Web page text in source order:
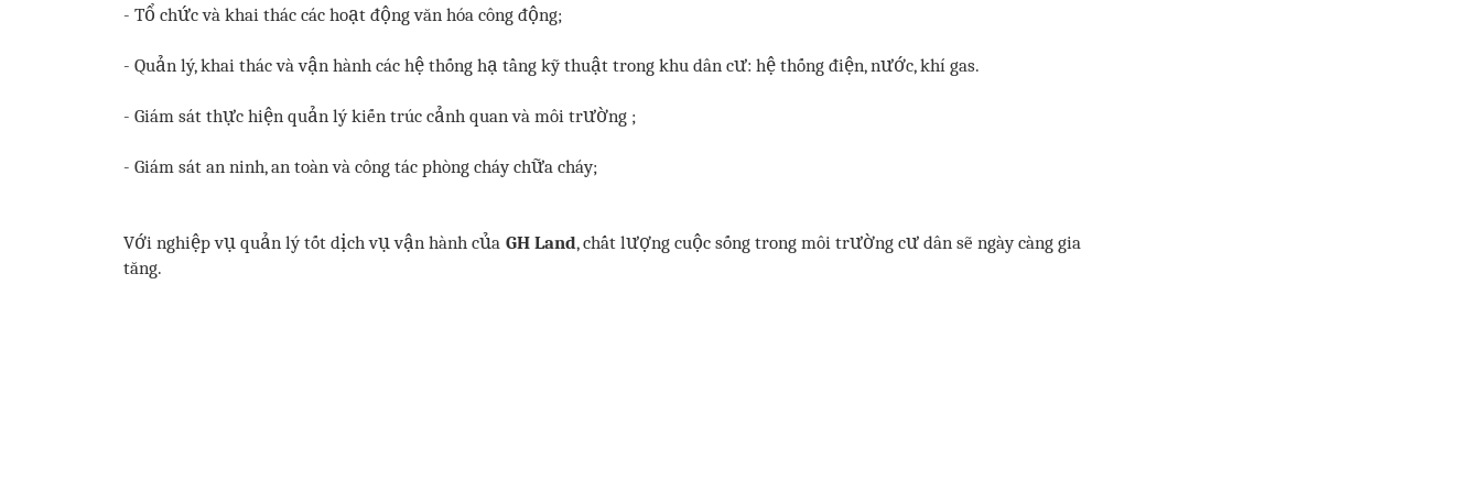
- Tổ chức và khai thác các hoạt động văn hóa công động;
- Quản lý, khai thác và vận hành các hệ thống hạ tầng kỹ thuật trong khu dân cư: hệ thống điện, nước, khí gas.
- Giám sát thực hiện quản lý kiến trúc cảnh quan và môi trường ;
- Giám sát an ninh, an toàn và công tác phòng cháy chữa cháy;
Với nghiệp vụ quản lý tốt dịch vụ vận hành của GH Land, chất lượng cuộc sống trong môi trường cư dân sẽ ngày càng gia
tăng.